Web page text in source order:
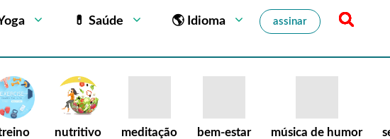
💊 Saúde 🌎 Idioma assinar
nutritivo meditação bem-estar música de humor